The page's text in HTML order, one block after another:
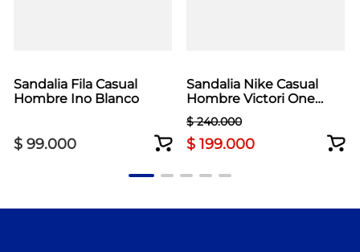
Sandalia Fila Casual
Hombre Ino Blanco
$ 99.000
Sandalia Nike Casual
Hombre Victori One
Slide Negro
$ 240.000
$ 199.000